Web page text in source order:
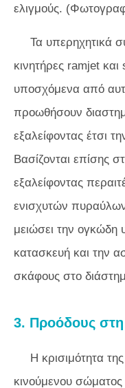
ελιγμούς.
Τα υπερηχητικά
κινητήρες ramjet
υποσχόμενα από
προωθήσουν
εξαλείφοντας έτσι
Βασίζονται επίσης
εξαλείφοντας
ενισχυτών
μειώσει την ογκώδη
κατασκευή και την
σκάφους στο
3. Προόδους στη
Η κρισιμότητα
κινούμενου